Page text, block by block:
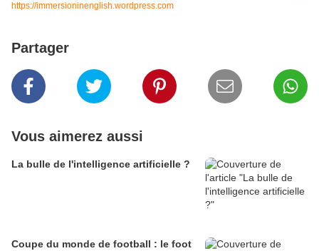
https://immersioninenglish.wordpress.com
Partager
Vous aimerez aussi
La bulle de l'intelligence artificielle ?
Coupe du monde de football : le foot